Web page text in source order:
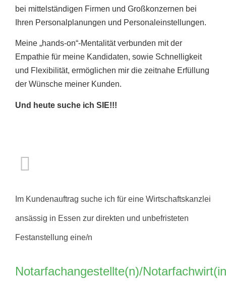
bei mittelständigen Firmen und Großkonzernen bei
Ihren Personalplanungen und Personaleinstellungen.
Meine „hands-on“-Mentalität verbunden mit der
Empathie für meine Kandidaten, sowie Schnelligkeit
und Flexibilität, ermöglichen mir die zeitnahe Erfüllung
der Wünsche meiner Kunden.
Und heute suche ich SIE!!!
Im Kundenauftrag suche ich für eine Wirtschaftskanzlei
ansässig in Essen zur direkten und unbefristeten
Festanstellung eine/n
Notarfachangestellte(n)/